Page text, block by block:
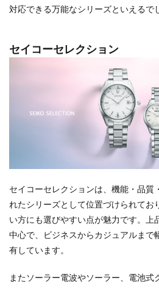
対応できる万能なシリーズといえるで
セイコーセレクション
セイコーセレクションは、機能・品質
れたシリーズとして位置づけられてお
い方にも選びやすい点が魅力です。上
中心で、ビジネスからカジュアルまで
有しています。
またソーラー電波やソーラー、電池式